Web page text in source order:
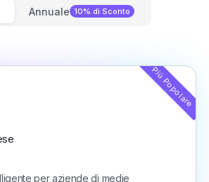
Annuale 10% di Sconto
per aziende di medie